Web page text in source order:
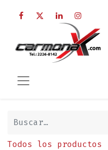
Todos los productos